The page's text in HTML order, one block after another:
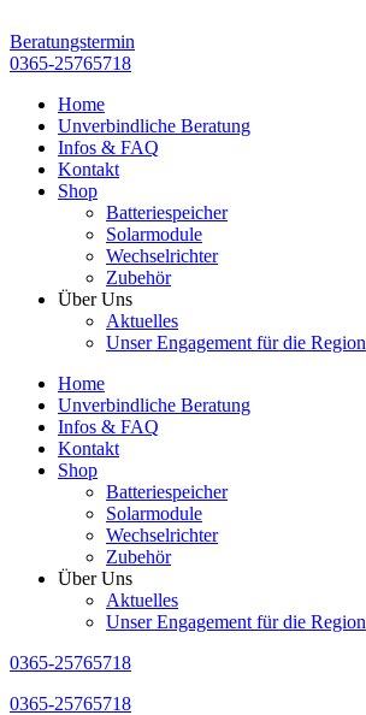
Inhalt
springen
Beratungstermin
0365-25765718
Home
Unverbindliche Beratung
Infos & FAQ
Kontakt
Shop
Batteriespeicher
Solarmodule
Wechselrichter
Zubehör
Über Uns
Aktuelles
Unser Engagement für die Region
Home
Unverbindliche Beratung
Infos & FAQ
Kontakt
Shop
Batteriespeicher
Solarmodule
Wechselrichter
Zubehör
Über Uns
Aktuelles
Unser Engagement für die Region
0365-25765718
0365-25765718